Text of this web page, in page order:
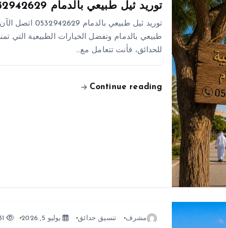
توريد ثيل طبيعي بالدمام 0532942629 اتصل الآن خصم 50%
طبيعي بالدمام وتفضل الخيارات الطبيعية التي
للحدائق، فأنت تتعامل مع…
Continue reading
مشرف تنسيق حدائق يوليو 5, 2026 131 views